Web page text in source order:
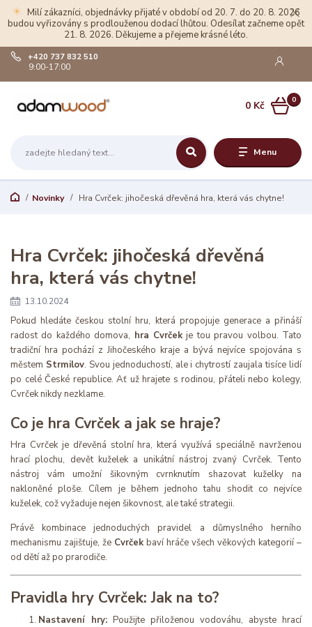
☀ Milí zákazníci, objednávky přijaté v období od 20. 7. do 20. 8. 2026
budou vyřizovány s prodlouženou dodací lhůtou. Odesílat začneme opět
21. 8. 2026. Děkujeme a přejeme krásné léto.
Menu
+420 737 832 510
9:00-17:00
0
0 Kč
Novinky Hra Cvrček: jihočeská dřevěná hra, která vás chytne!
Hra Cvrček: jihočeská dřevěná
hra, která vás chytne!
13.10.2024
Pokud hledáte českou stolní hru, která propojuje generace a přináší
radost do každého domova, hra Cvrčekje tou pravou volbou. Tato
tradiční hra pochází z Jihočeského kraje a bývá nejvíce spojována s
městem Strmilov. Svou jednoduchostí, ale i chytrostí zaujala tisíce lidí
po celé České republice. Ať už hrajete s rodinou, přáteli nebo kolegy,
Cvrček nikdy nezklame.
Co je hra Cvrček a jak se hraje?
Hra Cvrček je dřevěná stolní hra, která využívá speciálně navrženou
hrací plochu, devět kuželek a unikátní nástroj zvaný Cvrček. Tento
nástroj vám umožní šikovným cvrnknutím shazovat kuželky na
nakloněné ploše. Cílem je během jednoho tahu shodit co nejvíce
kuželek, což vyžaduje nejen šikovnost, ale také strategii.
Právě kombinace jednoduchých pravidel a důmyslného herního
mechanismu zajišťuje, že Cvrčekbaví hráče všech věkových kategorií –
od dětí až po prarodiče.
Pravidla hry Cvrček: Jak na to?
Nastavení hry: Použijte přiloženou vodováhu, abyste hrací